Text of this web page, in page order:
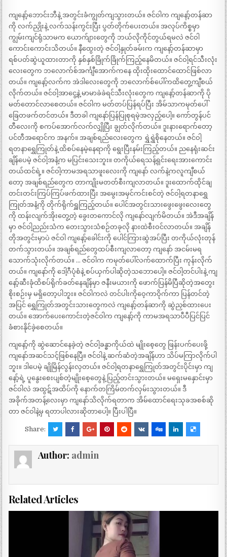
ကျနော့်ဘောင်းဘီနဲ့ အတွင်းခံကျွတ်ကျသွားတယ်။ ဇင်ဝါက ကျနော့်တန်ဆာ
ကို လက်ညှိုးနဲ့ လက်သန်းကွင်းပြီး ပွတ်တိုက်ပေးတယ်။ အလုပ်ကိစ္စမှာ
ကျွမ်းကျင်ရုံသာမက ယောက်ျားတွေကို ဘယ်လိုကိုင်တွယ်ရမလဲ ဇင်ဝါ
ကောင်းကောင်းသိတယ်။ နီထွေးတဲ့ ဇင်ဝါ့နှုတ်ခမ်းက ကျနော့်တန်ဆာမှာ
ရစ်ပတ်ဆွဲယူထားတာကို နှစ်နှစ်ခြိုက်ခြိုက်ကြည့်နေမိတယ်။ ဇင်ဝါ့ရင်သီးလုံး
လေးတွေက ဘလောက်စ်အင်္ကျီအောက်ကနေ ထိုးထိုးထောင်ထောင်ဖြစ်လာ
တယ်။ ကျနော့်လက်က အဲဒါလေးတွေကို ဘလောက်စ်ပေါ်ကထိတွေ့ကျီစယ်
လိုက်တယ်။ ဇင်ဝါ့အာငွေ့နဲ့ မာမာခဲခဲရင်သီးလုံးတွေက ကျနော့်တန်ဆာကို ပို
မတ်တောင်လာစေတယ်။ ဇင်ဝါက မတ်တပ်ပြန်ရပ်ပြီး အိမ်သာကမုတ်ပေါ်
ခြေတဖက်တင်တယ်။ ဒီတခါ ကျနော်ပြန်ပြုစုရမဲ့အလှည့်ပေါ့။ ကော်တွန်ပင်
တီလေးကို စကပ်အောက်လက်လျှိုပြီး ချွတ်လိုက်တယ်။ ဒူးနားရောက်တော့
ပင်တီအရောင်က အနက်။ အချစ်ရည်လေးတွေက ရွှဲရွှဲစိုနေတယ်။ ဇင်ဝါ့
ရတနာရွှေကြုတ်နဲ့ ထိစပ်နေမဲ့နေရာကို ရွေးပြီးနမ်းကြည့်တယ်။ ညနေရုံးဆင်း
ချိန်ပေမဲ့ ဇင်ဝါ့အနံ့က မပြင်းသေးဘူး။ တကိုယ်ရေသန့်ရှင်းရေးအားကောင်း
တယ်ထင်ရဲ့။ ဇင်ဝါ့ကာမအရသာဖူးလေးကို ကျနော် လက်နဲ့ကလူကျီစယ်
တော့ အချစ်ရည်တွေက တာကျိုးမတတ်စီးကျလာတယ်။ ဒူးထောက်ထိုင်ချ
တင်းတင်းကြပ်ကြပ်ဖက်ထားပြီး အမွေးအမှင်ကင်းစင်တဲ့ ဇင်ဝါ့ရတနာရွှေ
ကြုတ်အနံ့ကို တိုက်ရိုက်ရှူကြည့်တယ်။ ပေါင်အတွင်းသားဖွေးဖွေးလေးတွေ
ကို ထန်းလျက်အိုးတွေ့တဲ့ ခွေးတကောင်လို ကျနော်လျက်မိတယ်။ အဲဒီအချိန်
မှာ ဇင်ဝါ့ညည်းသံက တေးသွားသံစဉ်တခုလို နားထဲစီးဝင်လာတယ်။ အချိန်
တိုအတွင်းမှာပဲ ဇင်ဝါ ကျနော့်ခေါင်းကို ပေါင်ကြားဆွဲအပ်ပြီး တကိုယ်လုံးတုန်
တက်သွားတယ်။ အချစ်ရည်တွေထပ်စီးကျလာတော့ ကျနော် အငမ်းမရ
သောက်သုံးလိုက်တယ်။ … ဇင်ဝါက ကမုတ်ပေါ်လက်ထောက်ပြီး ကုန်းလိုက်
တယ်။ ကျနော်ကို ဒေါ့ဂီပုံစံနဲ့ စပ်ယှက်ပါဆိုတဲ့သဘောပေါ့။ ဇင်ဝါ့တင်ပါးနဲ့ ကျ
နော့်ဆီးခုံထိစပ်ရိုက်ခတ်နေချိန်မှာ ဇနီးမယားကို ဖောက်ပြန်မိပြီဆိုတဲ့အတွေး
စိုးစဉ်းမှ မရှိတော့ပါဘူး။ ဇင်ဝါကလဲ တင်ပါးကိုဝေ့ကာဝိုက်ကာ ပြန်တင်တဲ့
အပြင် ရွှေကြုတ်အတွင်းသားတွေကလဲ ကျနော့်တန်ဆာကို ဆွဲညှစ်ထားပေး
တယ်။ အောက်ပေးကောင်းတဲ့ဇင်ဝါက ကျနော့်ကို ကာမအရသာပီပီပြင်ပြင်
ခံစားနိုင်ခဲ့စေတယ်။
ကျနော့်ကို ဆွဲဆောင်နေခဲ့တဲ့ ဇင်ဝါ့ခန္ဓာကိုယ်ထဲ မျိုးစေ့တွေ ဖြန်းပက်ပေးဖို့
ကျနော်အဆင်သင့်ဖြစ်နေပြီ။ ဇင်ဝါနဲ့ ဆက်ဆံတဲ့အချိန်ဟာ သိပ်မကြာလိုက်ပါ
ဘူး။ ဒါပေမဲ့ ချိုမြိန်လွန်းလှတယ်။ ဇင်ဝါ့ရတနာရွှေကြုတ်အတွင်းပိုင်းမှာ ကျ
နော့်ရဲ့ ပူနွေးစေးပျစ်တဲ့မျိုးစေ့တွေနဲ့ ပြည့်တင်းသွားတယ်။ မရှေးမနှောင်းမှာ
ဇင်ဝါလဲ အထွဋ်အထိပ်ကို နောက်တကြိမ်တက်လှမ်းသွားတယ်။ ဒီ
အခိုက်အတန့်လေးမှာ ကျနော်သိလိုက်ရတာက အိမ်ထောင်ရေးသုခအစစ်ဆို
တာ ဇင်ဝါနဲ့မှ ရတာပါလားဆိုတာပေါ့။ ပြီးပါပြီ။
Share:
Author: admin
Related Articles